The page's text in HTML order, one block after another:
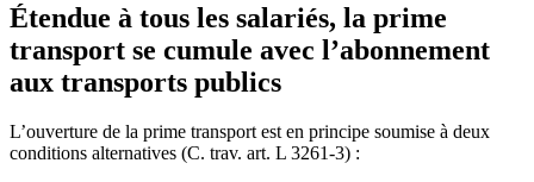
Étendue à tous les salariés, la prime
transport se cumule avec l’abonnement
aux transports publics
L’ouverture de la prime transport est en principe soumise à deux
conditions alternatives (C. trav. art. L 3261-3) :